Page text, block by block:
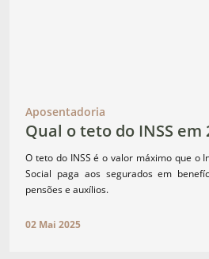
Aposentadoria
Qual o teto do INSS em
O teto do INSS é o valor máximo que o
Social paga aos segurados em
pensões e auxílios.
02 Mai 2025